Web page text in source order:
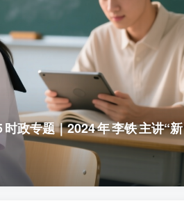
时政专题｜2024 年 李铁 主讲“新